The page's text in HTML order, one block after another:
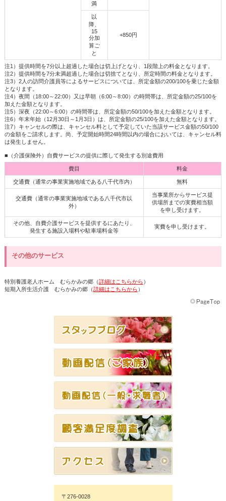
満
以
降、
15
分加
算ご
と
+850円
注1）提供時間を7分以上超過した場合は切上げとなり、1段階上の料金となります。
注2）提供時間を7分未満超過した場合は切捨てとなり、所定時間の料金となります。
注3）2人の訪問介護員等によるサービスについては、所定金額の200/100を乗じた金額
となります。
注4）夜間（18:00～22:00）又は早朝（6:00～8:00）の時間帯は、所定金額の25/100を
加えた金額となります。
注5）深夜（22:00～6:00）の時間帯は、所定金額の50/100を加えた金額となります。
注6）年末年始（12月30日～1月3日）は、所定金額の25/100を加えた金額となります。
注7）キャンセルの際は、キャンセル料として予定していた当該サービス金額の50/100
の金額をご請求します。尚、予定開始時間24時間以内の場合においては、キャンセル料
は発生しません。
■（介護保険外）自費サービスの提供に際して発生する別途費用
費目 料金
交通費（通常の事業実施地域である八千代市内） 無料
交通費（通常の事業実施地域である八千代市以
外）
当事業所からサービス提
供場所までの実費相当額
を申し受けます。
その他、自費介護サービスを提供するにあたり、
発生する施設入場料や駐車場料金等
実費を申し受けます。
その他のサービス
特別養護老人ホーム むらかみの郷（詳細はこちらから ）
短期入所生活介護 むらかみの郷（詳細はこちらから ）
〒276-0028